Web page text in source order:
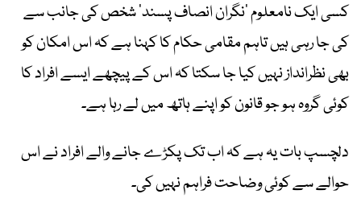
کسی ایک نامعلوم ’نگران انصاف پسند‘ شخص کی جانب سے
کی جا رہی ہیں تاہم مقامی حکام کا کہنا ہے کہ اس امکان کو
بھی نظرانداز نہیں کیا جا سکتا کہ اس کے پیچھے ایسے افراد کا
کوئی گروہ ہو جو قانون کو اپنے ہاتھ میں لے رہا ہے۔
دلچسپ بات یہ ہے کہ اب تک پکڑے جانے والے افراد نے اس
حوالے سے کوئی وضاحت فراہم نہیں کی۔